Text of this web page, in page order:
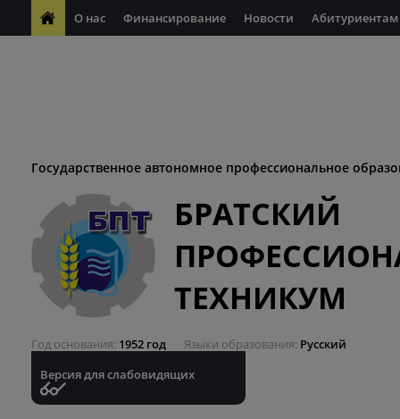
О нас Финансирование Новости Абитуриентам
Государственное автономное профессиональное
БРАТСКИЙ
ТЕХНИКУМ
Год основания 1952 год Языки образования Русский
Версия для слабовидящих